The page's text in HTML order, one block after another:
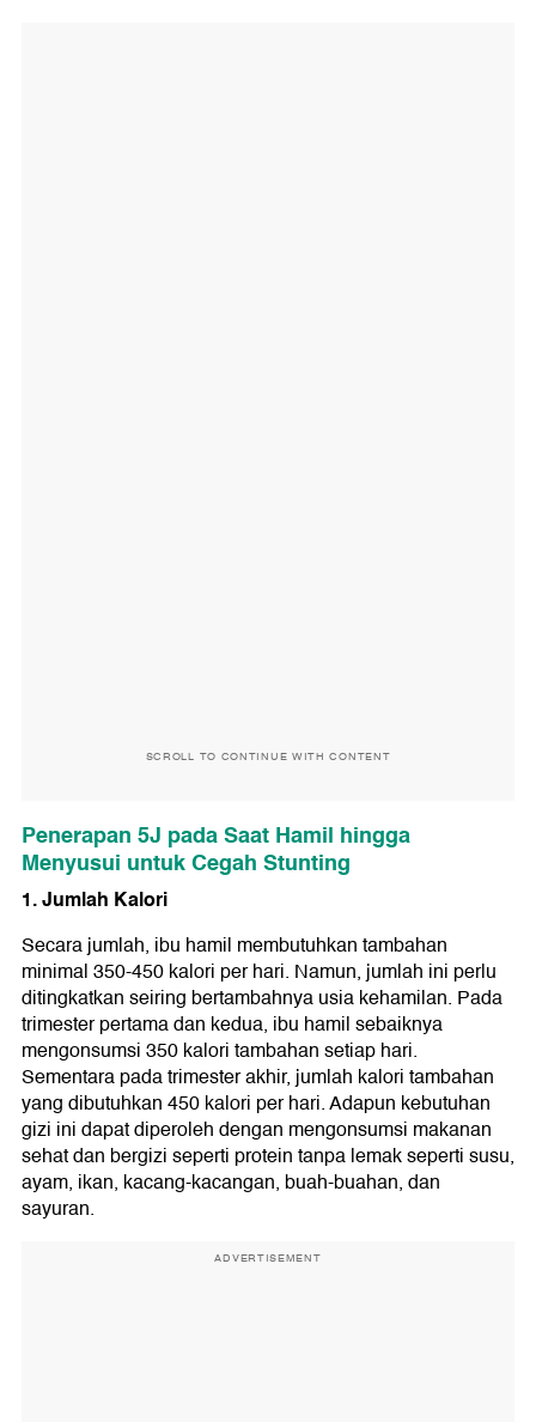
SCROLL TO CONTINUE WITH CONTENT
Penerapan 5J pada Saat Hamil hingga
Menyusui untuk Cegah Stunting
1. Jumlah Kalori
Secara jumlah, ibu hamil membutuhkan tambahan
minimal 350-450 kalori per hari. Namun, jumlah ini perlu
ditingkatkan seiring bertambahnya usia kehamilan. Pada
trimester pertama dan kedua, ibu hamil sebaiknya
mengonsumsi 350 kalori tambahan setiap hari.
Sementara pada trimester akhir, jumlah kalori tambahan
yang dibutuhkan 450 kalori per hari. Adapun kebutuhan
gizi ini dapat diperoleh dengan mengonsumsi makanan
sehat dan bergizi seperti protein tanpa lemak seperti susu,
ayam, ikan, kacang-kacangan, buah-buahan, dan
sayuran.
ADVERTISEMENT